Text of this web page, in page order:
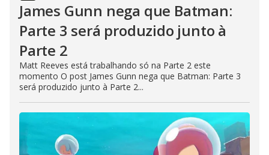
James Gunn nega que Batman:
Parte 3 será produzido junto à
Parte 2
Matt Reeves está trabalhando só na Parte 2 este
momento O post James Gunn nega que Batman: Parte 3
será produzido junto à Parte 2...